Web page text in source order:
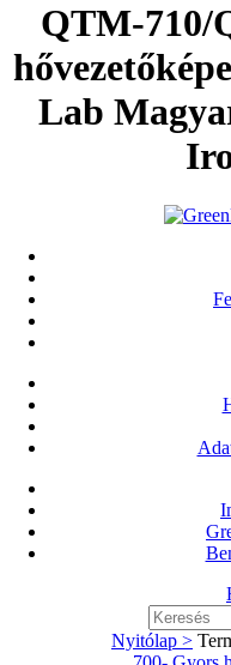
QTM-710/
Lab
Nyitólap >